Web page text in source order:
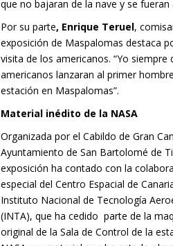
que no bajaran de la nave y se fueran
Por su parte, Enrique Teruel,
exposición de Maspalomas destaca
visita de los americanos. “Yo
americanos lanzaran al primer
estación en Maspalomas”.
Material inédito de la NASA
Organizada por el Cabildo de Gran
Ayuntamiento de San Bartolomé de
exposición ha contado con la
especial del Centro Espacial de
Instituto Nacional de Tecnología
(INTA), que ha cedido parte de la
original de la Sala de Control de la